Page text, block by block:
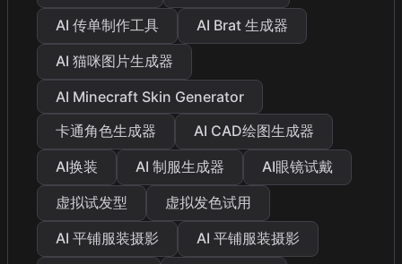
AI 传单制作工具
AI Brat 生成器
AI 猫咪图片生成器
AI Minecraft Skin Generator
卡通角色生成器
AI CAD绘图生成器
AI换装
AI 制服生成器
AI眼镜试戴
虚拟试发型
虚拟发色试用
AI 平铺服装摄影
AI 平铺服装摄影